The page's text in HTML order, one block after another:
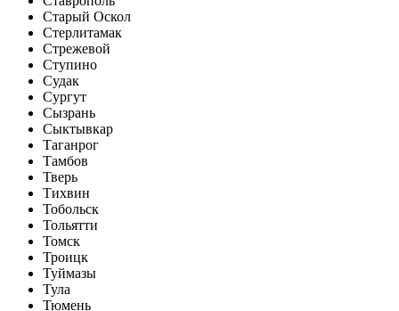
Старый Оскол
Стерлитамак
Стрежевой
Ступино
Судак
Сургут
Сызрань
Сыктывкар
Таганрог
Тамбов
Тверь
Тихвин
Тобольск
Тольятти
Томск
Троицк
Туймазы
Тула
Тюмень